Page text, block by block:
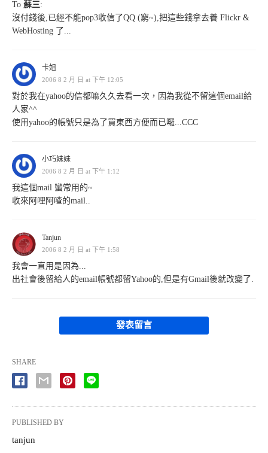
To 蘇三:
沒付錢後,已經不能pop3收信了QQ (窮~),把這些錢拿去養 Flickr &
WebHosting 了...
卡姐
2006 8 2 月 日 at 下午 12:05
對於我在yahoo的信都嘛久久去看一次，因為我從不留這個email給
人家^^
使用yahoo的帳號只是為了買東西方便而已囉...CCC
小巧妹妹
2006 8 2 月 日 at 下午 1:12
我這個mail 蠻常用的~
收來阿哩阿喳的mail..
Tanjun
2006 8 2 月 日 at 下午 1:58
我會一直用是因為...
出社會後留給人的email帳號都留Yahoo的,但是有Gmail後就改變了.
發表留言
SHARE
PUBLISHED BY
tanjun